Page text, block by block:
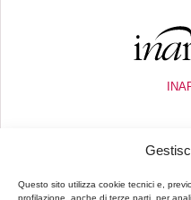
Questo sito utilizza cookie tecnici e,
profilazione, anche di terze parti, per